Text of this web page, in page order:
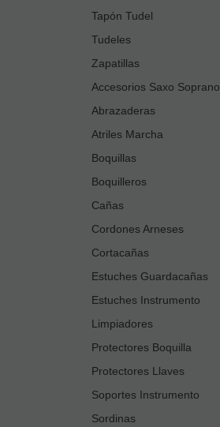
Tapón Tudel
Tudeles
Zapatillas
Accesorios Saxo Soprano
Abrazaderas
Atriles Marcha
Boquillas
Boquilleros
Cañas
Cordones Arneses
Cortacañas
Estuches Guardacañas
Estuches Instrumento
Limpiadores
Protectores Boquilla
Protectores Llaves
Soportes Instrumento
Sordinas